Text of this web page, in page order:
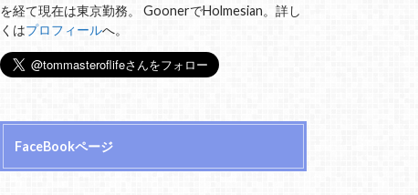
を経て現在は東京勤務。 GoonerでHolmesian。詳し
くはプロフィールへ。
FaceBookページ